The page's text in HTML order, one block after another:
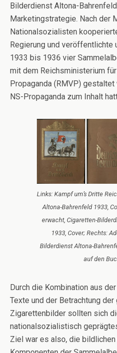
Bilderdienst Altona-
Marketingstrategie. Nach der
Nationalsozialisten
Regierung und veröffentlichte
1933 bis 1936 vier
mit dem Reichsministerium
Propaganda (RMVP)
NS-Propaganda zum Inhalt
Links: Kampf um’s Dritte
Altona-Bahrenfeld 1933,
erwacht, Cigaretten-
1933, Cover; Rechts:
Bilderdienst Altona-
auf den
Durch die Kombination aus
Texte und der Betrachtung
Zigarettenbilder sollten sich
nationalsozialistisch
Ziel war es also, die